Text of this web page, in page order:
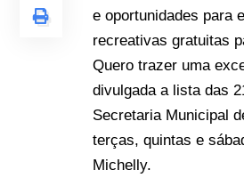
e oportunidades para
recreativas gratuitas
Quero trazer uma
divulgada a lista das
Secretaria Municipal
terças, quintas e
Michelly.